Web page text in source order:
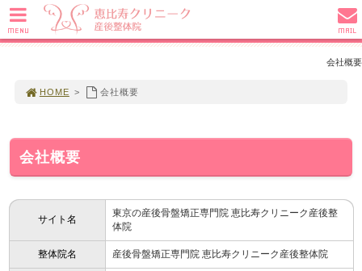
会社概要
HOME > 会社概要
会社概要
サイト名
東京の産後骨盤矯正専門院 恵比寿クリニーク産後整
体院
整体院名 産後骨盤矯正専門院 恵比寿クリニーク産後整体院
MENU MAIL